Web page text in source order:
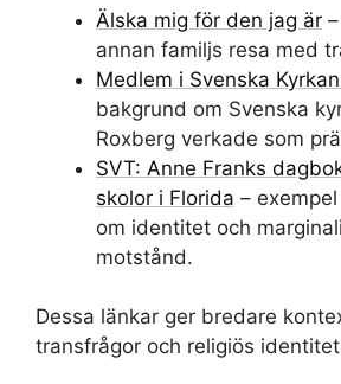
Älska mig för den jag är
annan familjs resa med
Medlem i Svenska
bakgrund om Svenska
Roxberg verkade som
SVT: Anne Franks
skolor i Florida –
om identitet och
motstånd.
Dessa länkar ger bredare
transfrågor och religiös